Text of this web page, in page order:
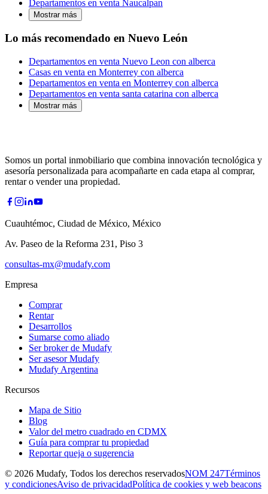
Departamentos en venta Naucalpan
Mostrar más
Lo más recomendado en Nuevo León
Departamentos en venta Nuevo Leon con alberca
Casas en venta en Monterrey con alberca
Departamentos en venta en Monterrey con alberca
Departamentos en venta santa catarina con alberca
Mostrar más
Somos un portal inmobiliario que combina innovación tecnológica y
asesoría personalizada para acompañarte en cada etapa al comprar,
rentar o vender una propiedad.
Cuauhtémoc, Ciudad de México, México
Av. Paseo de la Reforma 231, Piso 3
consultas-mx@mudafy.com
Empresa
Comprar
Rentar
Desarrollos
Sumarse como aliado
Ser broker de Mudafy
Ser asesor Mudafy
Mudafy Argentina
Recursos
Mapa de Sitio
Blog
Valor del metro cuadrado en CDMX
Guía para comprar tu propiedad
Reportar queja o sugerencia
© 2026 Mudafy, Todos los derechos reservadosNOM 247Términos
y condicionesAviso de privacidadPolítica de cookies y web beacons